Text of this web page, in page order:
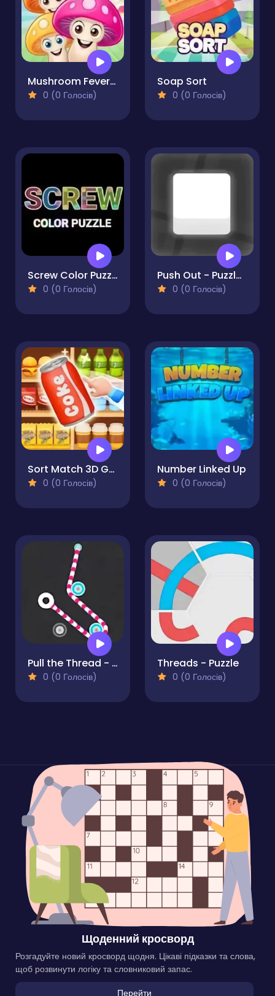
Mushroom Fever Match 3
0 (0 Голосів)
Soap Sort
0 (0 Голосів)
Screw Color Puzzle
0 (0 Голосів)
Push Out - Puzzle Adventure
0 (0 Голосів)
Sort Match 3D Goods Puzzle
0 (0 Голосів)
Number Linked Up
0 (0 Голосів)
Pull the Thread - Puzzle
0 (0 Голосів)
Threads - Puzzle
0 (0 Голосів)
Щоденний кросворд
Розгадуйте новий кросворд щодня. Цікаві підказки та слова,
щоб розвинути логіку та словниковий запас.
Перейти